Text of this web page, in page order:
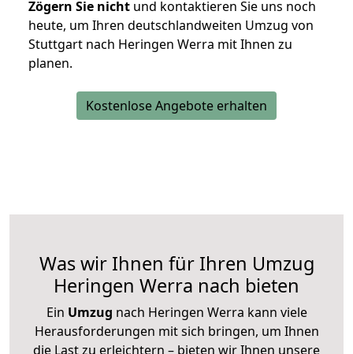
Zögern Sie nicht und kontaktieren Sie uns noch
heute, um Ihren deutschlandweiten Umzug von
Stuttgart nach Heringen Werra mit Ihnen zu
planen.
Kostenlose Angebote erhalten
Was wir Ihnen für Ihren Umzug
Heringen Werra nach bieten
Ein Umzug nach Heringen Werra kann viele
Herausforderungen mit sich bringen, um Ihnen
die Last zu erleichtern – bieten wir Ihnen unsere